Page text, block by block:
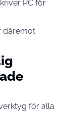
PC för
däremot
för alla